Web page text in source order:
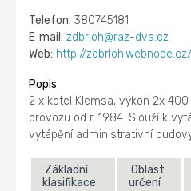
Telefon: 380745181
E‑mail: zdbrloh@raz-dva.cz
Web: http://zdbrloh.webnode.cz/
Popis
2 x kotel Klemsa, výkon 2x 400
provozu od r. 1984. Slouží k
vytápění administrativní
Základní
klasifikace
Oblast
určení